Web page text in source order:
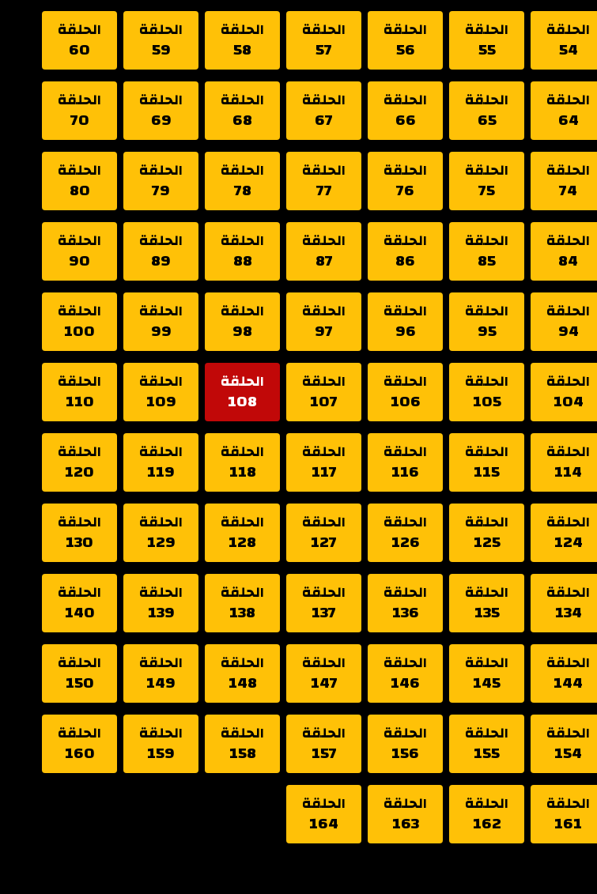
الحلقة
54
الحلقة
55
الحلقة
56
الحلقة
57
الحلقة
58
الحلقة
59
الحلقة
60
الحلقة
64
الحلقة
65
الحلقة
66
الحلقة
67
الحلقة
68
الحلقة
69
الحلقة
70
الحلقة
74
الحلقة
75
الحلقة
76
الحلقة
77
الحلقة
78
الحلقة
79
الحلقة
80
الحلقة
84
الحلقة
85
الحلقة
86
الحلقة
87
الحلقة
88
الحلقة
89
الحلقة
90
الحلقة
94
الحلقة
95
الحلقة
96
الحلقة
97
الحلقة
98
الحلقة
99
الحلقة
100
الحلقة
104
الحلقة
105
الحلقة
106
الحلقة
107
الحلقة
108
الحلقة
109
الحلقة
110
الحلقة
114
الحلقة
115
الحلقة
116
الحلقة
117
الحلقة
118
الحلقة
119
الحلقة
120
الحلقة
124
الحلقة
125
الحلقة
126
الحلقة
127
الحلقة
128
الحلقة
129
الحلقة
130
الحلقة
134
الحلقة
135
الحلقة
136
الحلقة
137
الحلقة
138
الحلقة
139
الحلقة
140
الحلقة
144
الحلقة
145
الحلقة
146
الحلقة
147
الحلقة
148
الحلقة
149
الحلقة
150
الحلقة
154
الحلقة
155
الحلقة
156
الحلقة
157
الحلقة
158
الحلقة
159
الحلقة
160
الحلقة
161
الحلقة
162
الحلقة
163
الحلقة
164